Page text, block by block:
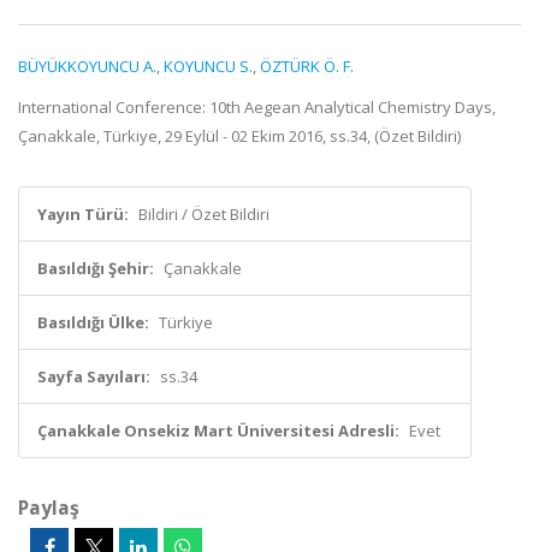
BÜYÜKKOYUNCU A.,KOYUNCU S.,ÖZTÜRK Ö. F.
International Conference: 10th Aegean Analytical Chemistry Days,
Çanakkale, Türkiye, 29 Eylül - 02 Ekim 2016, ss.34, (Özet Bildiri)
Yayın Türü: Bildiri / Özet Bildiri
Basıldığı Şehir: Çanakkale
Basıldığı Ülke: Türkiye
Sayfa Sayıları: ss.34
Çanakkale Onsekiz Mart Üniversitesi Adresli: Evet
Paylaş